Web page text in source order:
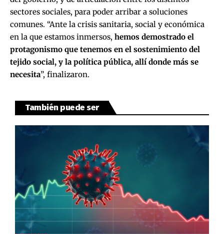
sectores sociales, para poder arribar a soluciones
comunes. “Ante la crisis sanitaria, social y económica
en la que estamos inmersos, hemos demostrado el
protagonismo que tenemos en el sostenimiento del
tejido social, y la política pública, allí donde más se
necesita”, finalizaron.
También puede ser